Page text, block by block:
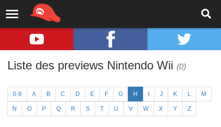
Liste des previews Nintendo Wii (0)
0-9 A B C D E F G H J K L M
N O P Q R S T U V W X Y Z